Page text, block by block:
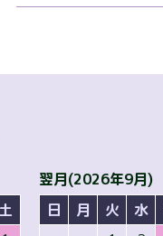
土
翌月(2026年9月)
日
月 火 水